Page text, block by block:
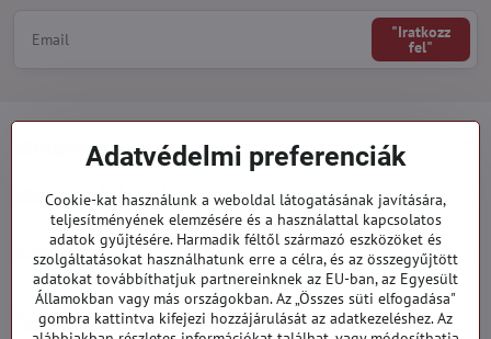
"Iratkozz
fel"
Minden a vásárlásról
Megrendelések
Kategóriák
919 060 751
Hétfő - Péntek: 09:00 - 15:00 hod.
Adatvédelmi preferenciák
Cookie-kat használunk a weboldal látogatásának javítására,
teljesítményének elemzésére és a használattal kapcsolatos
adatok gyűjtésére. Harmadik féltől származó eszközöket és
szolgáltatásokat használhatunk erre a célra, és az összegyűjtött
adatokat továbbíthatjuk partnereinknek az EU-ban, az Egyesült
Államokban vagy más országokban. Az „Összes süti elfogadása"
gombra kattintva kifejezi hozzájárulását az adatkezeléshez. Az